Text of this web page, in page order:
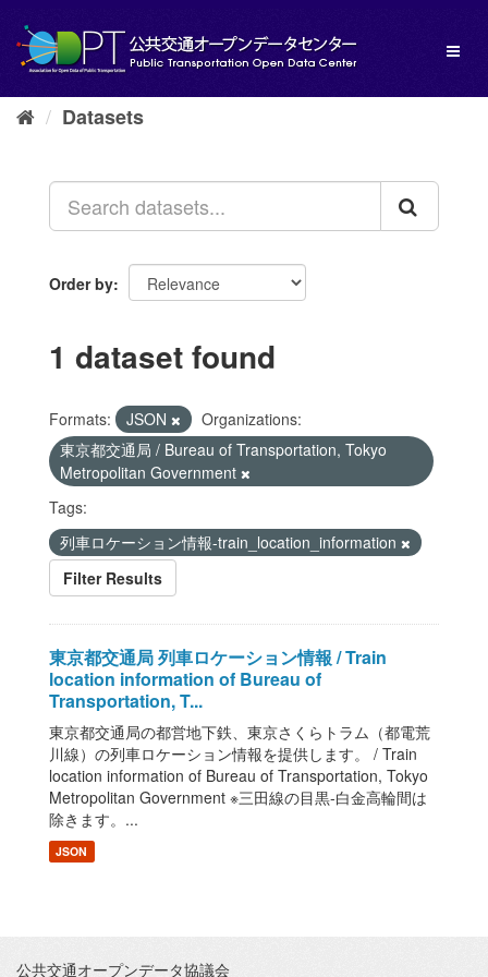
content
Datasets
Order by
1 dataset found
Formats: JSON
Organizations:
東京都交通局 / Bureau of Transportation, Tokyo
Metropolitan Government
Tags:
列車ロケーション情報-train_location_information
Filter Results
東京都交通局 列車ロケーション情報 / Train
location information of Bureau of
Transportation, T...
東京都交通局の都営地下鉄、東京さくらトラム（都電荒
川線）の列車ロケーション情報を提供します。 / Train
location information of Bureau of Transportation, Tokyo
Metropolitan Government ※三田線の目黒-白金高輪間は
除きます。...
JSON
公共交通オープンデータ協議会